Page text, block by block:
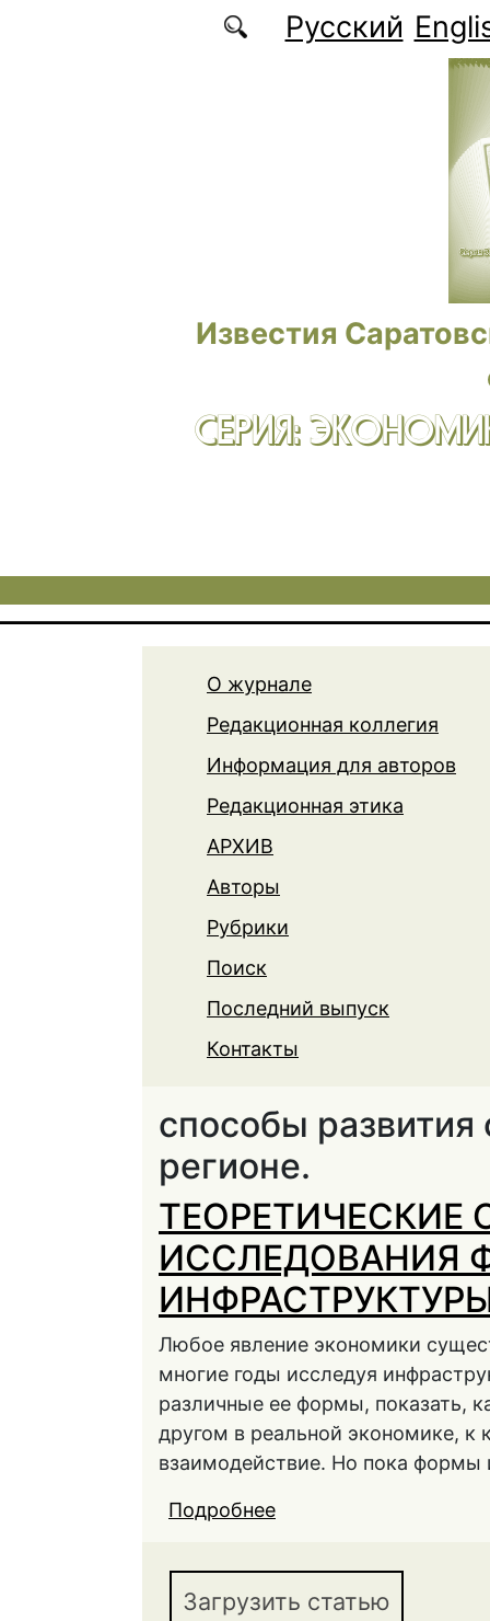
Перейти к основному содержаниюРусский
Известия
СЕРИЯ:
О журнале
Редакционная коллегия
Информация для авторов
Редакционная этика
АРХИВ
Авторы
Рубрики
Поиск
Последний выпуск
Контакты
способы
регионе.
ТЕОРЕТИЧЕСКИЕ
ИССЛЕДОВАНИЯ
Любое явление экономики
многие годы исследуя
различные ее формы, показать,
другом в реальной экономике, к
взаимодействие. Но пока
Подробнее
Загрузить статью